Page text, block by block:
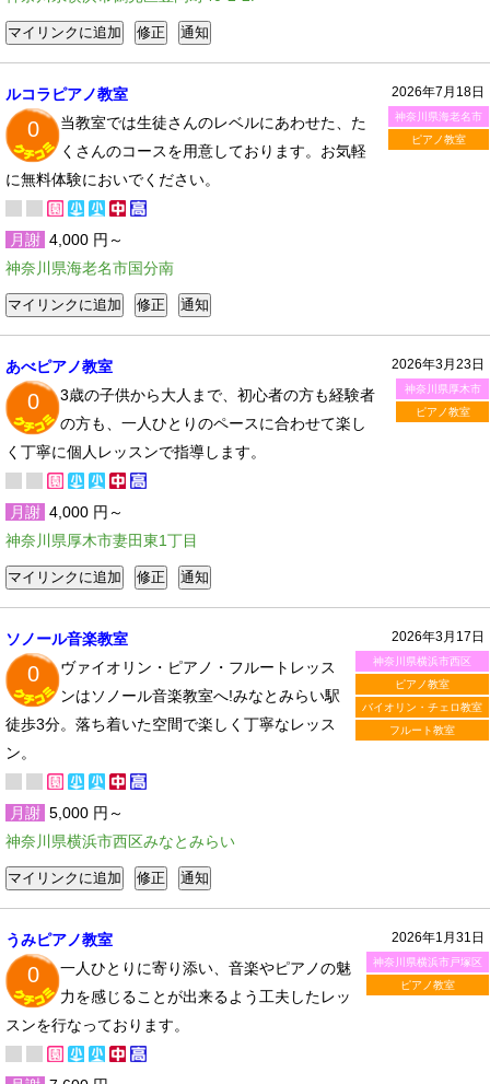
2026年7月18日
神奈川県海老名市
ピアノ教室
ルコラピアノ教室
0
当教室では生徒さんのレベルにあわせた、た
くさんのコースを用意しております。お気軽
に無料体験においでください。
月謝 4,000 円～
神奈川県海老名市国分南
2026年3月23日
神奈川県厚木市
ピアノ教室
あべピアノ教室
0
3歳の子供から大人まで、初心者の方も経験者
の方も、一人ひとりのペースに合わせて楽し
く丁寧に個人レッスンで指導します。
月謝 4,000 円～
神奈川県厚木市妻田東1丁目
2026年3月17日
神奈川県横浜市西区
ピアノ教室
バイオリン・チェロ教室
フルート教室
ソノール音楽教室
0
ヴァイオリン・ピアノ・フルートレッス
ンはソノール音楽教室へ!みなとみらい駅
徒歩3分。落ち着いた空間で楽しく丁寧なレッス
ン。
月謝 5,000 円～
神奈川県横浜市西区みなとみらい
2026年1月31日
神奈川県横浜市戸塚区
ピアノ教室
うみピアノ教室
0
一人ひとりに寄り添い、音楽やピアノの魅
力を感じることが出来るよう工夫したレッ
スンを行なっております。